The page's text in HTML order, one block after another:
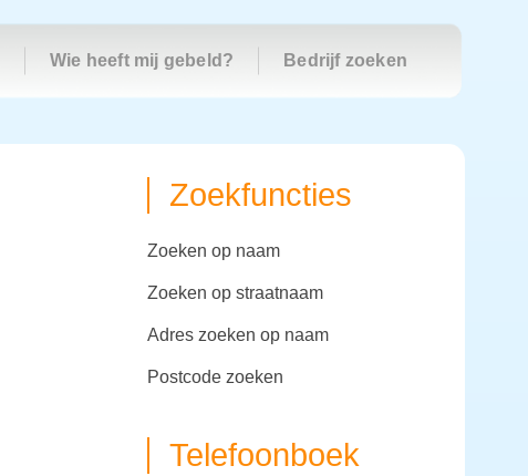
Wie heeft mij gebeld? Bedrijf zoeken
Zoekfuncties
zoeken op naam
zoeken op straatnaam
adres zoeken op naam
postcode zoeken
Telefoonboek